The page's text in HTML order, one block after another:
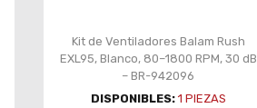
Kit de Ventiladores Balam Rush
EXL95, Blanco, 80–1800 RPM, 30 dB
– BR-942096
DISPONIBLES: 1 PIEZAS